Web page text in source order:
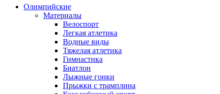
Олимпийские
Материалы
Велоспорт
Легкая атлетика
Водные виды
Тяжелая атлетика
Гимнастика
Биатлон
Лыжные гонки
Прыжки с трамплина